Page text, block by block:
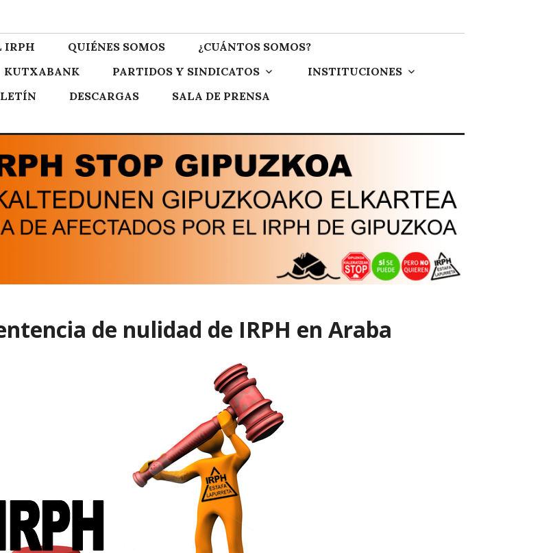
IRPH QUIÉNES SOMOS
¿CUÁNTOS SOMOS?
KUTXABANK PARTIDOS Y SINDICATOS
INSTITUCIONES
DESCARGAS
SALA DE PRENSA
de nulidad de IRPH en Araba